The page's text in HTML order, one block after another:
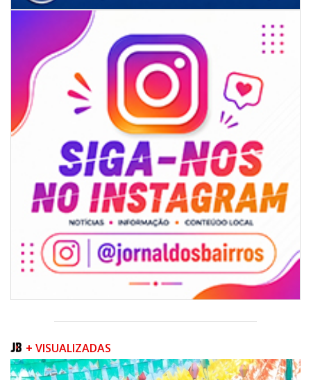
06/08/2026 | 07:00
Secretaria de Cultura retoma oficinas culturais com diversas
modalidades para a comunidade
BALNEÁRIO CAMBORIÚ
+ VISUALIZADAS